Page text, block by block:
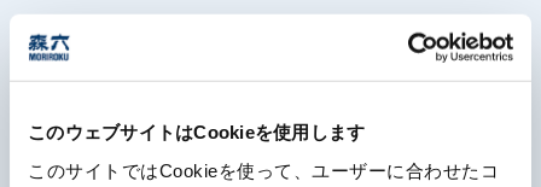
このウェブサイトはCookieを使用します
このサイトではCookieを使って、ユーザーに合わせたコ
What's MORIROKU?